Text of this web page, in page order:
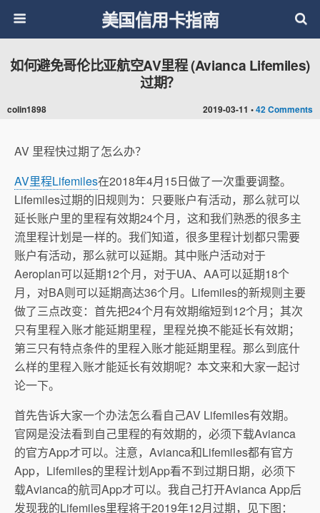
美国信用卡指南
2019-03-11 •42 Comments
如何避免哥伦比亚航空AV里程 (Avianca Lifemiles)
过期？
colin1898
AV 里程快过期了怎么办？
AV里程Lifemiles在2018年4月15日做了一次重要调整。
Lifemiles过期的旧规则为：只要账户有活动，那么就可以
延长账户里的里程有效期24个月，这和我们熟悉的很多主
流里程计划是一样的。我们知道，很多里程计划都只需要
账户有活动，那么就可以延期。其中账户活动对于
Aeroplan可以延期12个月，对于UA、AA可以延期18个
月，对BA则可以延期高达36个月。Lifemiles的新规则主要
做了三点改变：首先把24个月有效期缩短到12个月；其次
只有里程入账才能延期里程，里程兑换不能延长有效期；
第三只有特点条件的里程入账才能延期里程。那么到底什
么样的里程入账才能延长有效期呢？本文来和大家一起讨
论一下。
首先告诉大家一个办法怎么看自己AV Lifemiles有效期。
官网是没法看到自己里程的有效期的，必须下载Avianca
的官方App才可以。注意，Avianca和Lifemiles都有官方
App，Lifemiles的里程计划App看不到过期日期，必须下
载Avianca的航司App才可以。我自己打开Avianca App后
发现我的Lifemiles里程将于2019年12月过期，见下图：